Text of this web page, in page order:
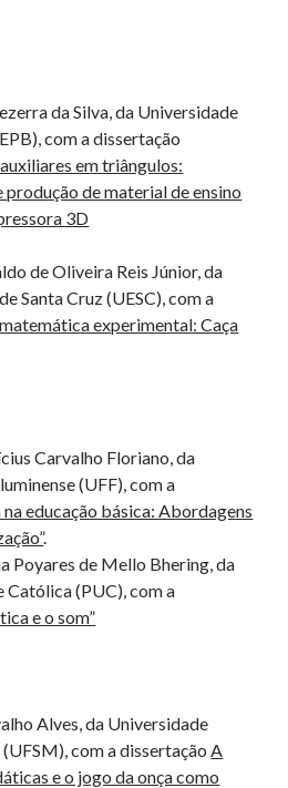
da Silva, da Universidade
com a dissertação
em triângulos:
produção de material de ensino
3D
de Oliveira Reis Júnior, da
Santa Cruz (UESC), com a
experimental: Caça
Carvalho Floriano, da
(UFF), com a
na educação básica: Abordagens
.
Poyares de Mello Bhering, da
(PUC), com a
e o som”
Alves, da Universidade
com a dissertaçãoA
e o jogo da onça como